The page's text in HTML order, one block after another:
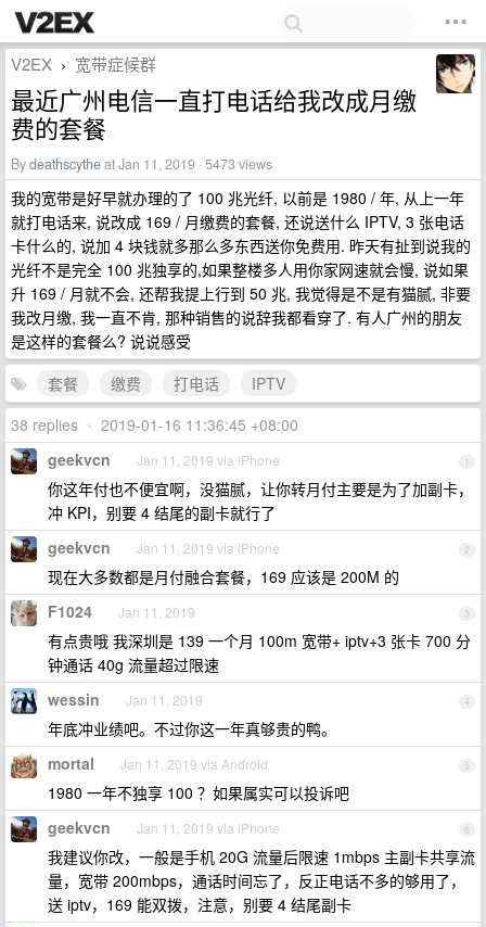
V2EX › 宽带症候群
最近广州电信一直打电话给我改成月缴
费的套餐
Bydeathscytheat Jan 11, 2019 · 5473 views
我的宽带是好早就办理的了 100 兆光纤, 以前是 1980 / 年, 从上一年
就打电话来, 说改成 169 / 月缴费的套餐, 还说送什么 IPTV, 3 张电话
卡什么的, 说加 4 块钱就多那么多东西送你免费用. 昨天有扯到说我的
光纤不是完全 100 兆独享的,如果整楼多人用你家网速就会慢, 说如果
升 169 / 月就不会, 还帮我提上行到 50 兆, 我觉得是不是有猫腻, 非要
我改月缴, 我一直不肯, 那种销售的说辞我都看穿了. 有人广州的朋友
是这样的套餐么? 说说感受
套餐
缴费 打电话
IPTV
38 replies • 2019-01-16 11:36:45 +08:00
1
geekvcn Jan 11, 2019 via iPhone
你这年付也不便宜啊，没猫腻，让你转月付主要是为了加副卡，
冲 KPI，别要 4 结尾的副卡就行了
2
geekvcn Jan 11, 2019 via iPhone
现在大多数都是月付融合套餐，169 应该是 200M 的
3
F1024 Jan 11, 2019
有点贵哦 我深圳是 139 一个月 100m 宽带+ iptv+3 张卡 700 分
钟通话 40g 流量超过限速
4
wessin Jan 11, 2019
年底冲业绩吧。不过你这一年真够贵的鸭。
5
mortal Jan 11, 2019 via Android
1980 一年不独享 100 ？如果属实可以投诉吧
6
geekvcn Jan 11, 2019 via iPhone
我建议你改，一般是手机 20G 流量后限速 1mbps 主副卡共享流
量，宽带 200mbps，通话时间忘了，反正电话不多的够用了，
送 iptv，169 能双拨，注意，别要 4 结尾副卡